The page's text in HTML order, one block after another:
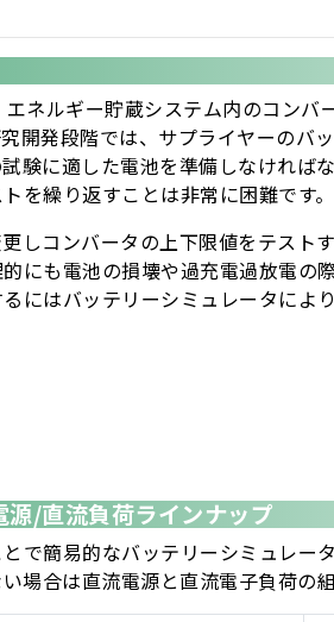
ネルギー貯蔵システム内のコン
開発段階では、サプライヤーの
験に適した電池を準備しなけれ
を繰り返すことは非常に困難です。
しコンバータの上下限値をテス
にも電池の損壊や過充電過放電
にはバッテリーシミュレータによ
/直流負荷ラインナップ
で簡易的なバッテリーシミュレ
合は直流電源と直流電子負荷の組